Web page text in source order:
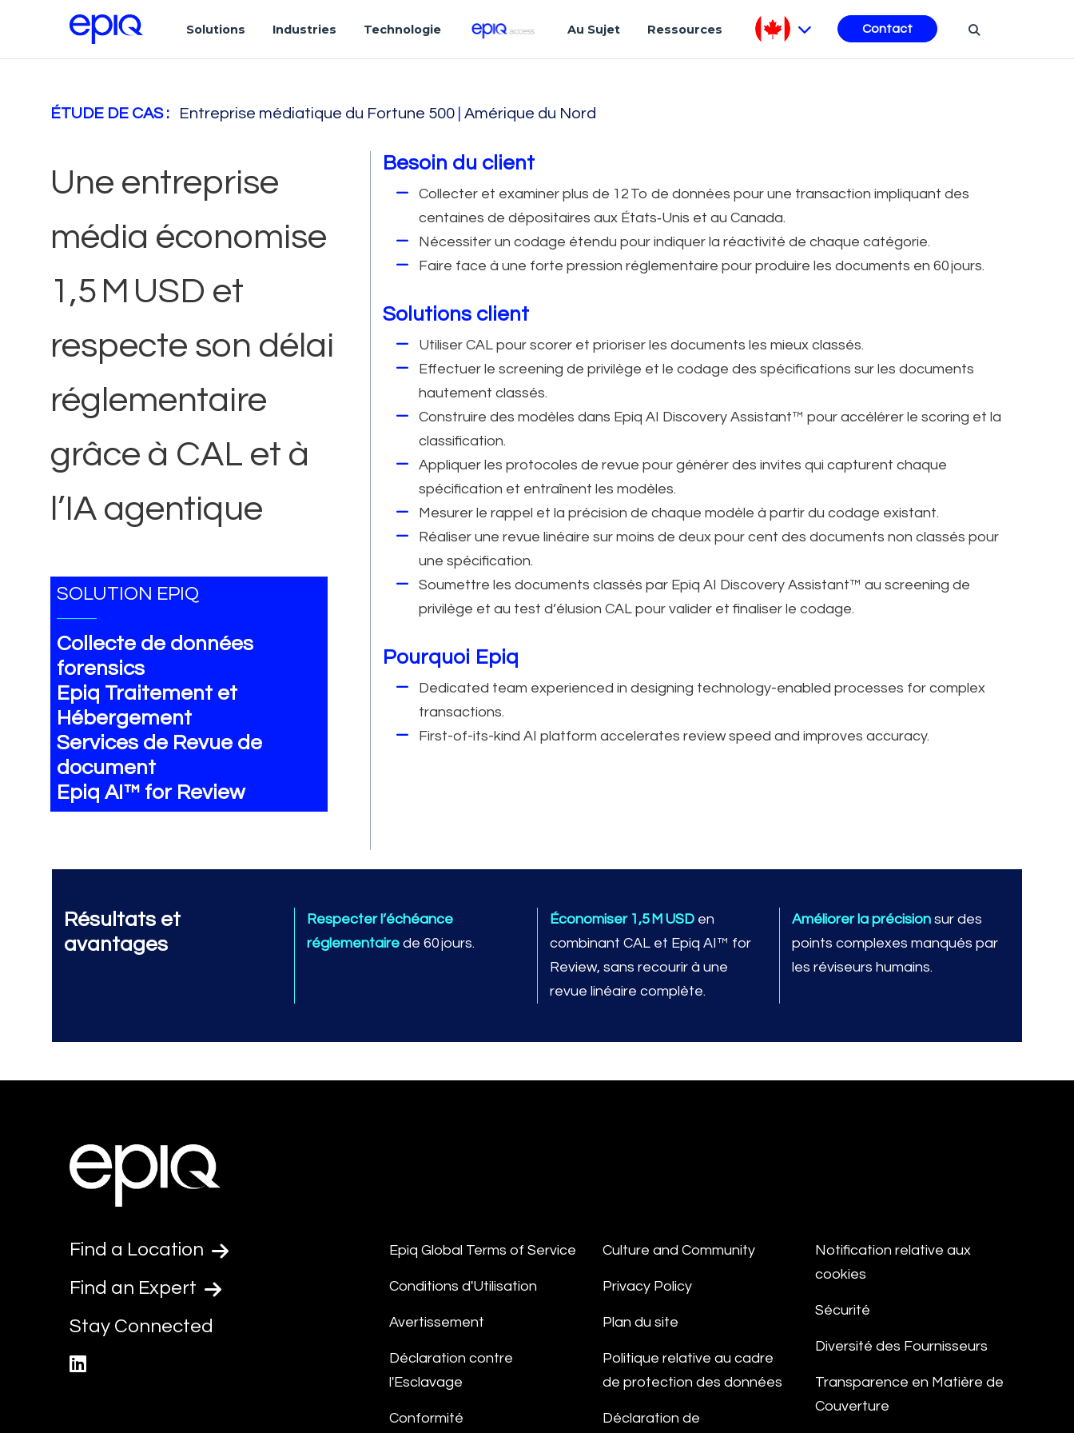
Solutions Industries Technologie Au Sujet Ressources Contact
ÉTUDE DE CAS : Entreprise médiatique du Fortune 500 Amérique du Nord
Une entreprise
média économise
1,5 M USD et
respecte son délai
réglementaire
grâce à CAL et à
l’IA agentique
SOLUTION EPIQ
Collecte de données
forensics
Epiq Traitement et
Hébergement
Services de Revue de
document
Epiq AI™ for Review
Besoin du client
Collecter et examiner plus de 12 To de données pour une transaction impliquant des
centaines de dépositaires aux États‑Unis et au Canada.
Nécessiter un codage étendu pour indiquer la réactivité de chaque catégorie.
Faire face à une forte pression réglementaire pour produire les documents en 60 jours.
Solutions client
Utiliser CAL pour scorer et prioriser les documents les mieux classés.
Effectuer le screening de privilège et le codage des spécifications sur les documents
hautement classés.
Construire des modèles dans Epiq AI Discovery Assistant™ pour accélérer le scoring et la
classification.
Appliquer les protocoles de revue pour générer des invites qui capturent chaque
spécification et entraînent les modèles.
Mesurer le rappel et la précision de chaque modèle à partir du codage existant.
Réaliser une revue linéaire sur moins de deux pour cent des documents non classés pour
une spécification.
Soumettre les documents classés par Epiq AI Discovery Assistant™ au screening de
privilège et au test d’élusion CAL pour valider et finaliser le codage.
Pourquoi Epiq
Dedicated team experienced in designing technology-enabled processes for complex
transactions.
First-of-its-kind AI platform accelerates review speed and improves accuracy.
Résultats et
avantages
Respecter l’échéance
réglementaire de 60 jours.
Économiser 1,5 M USD en
combinant CAL et Epiq AI™ for
Review, sans recourir à une
revue linéaire complète.
Améliorer la précisionsur des
points complexes manqués par
les réviseurs humains.
Find a Location
Find an Expert
Stay Connected
Epiq Global Terms of Service
Conditions d'Utilisation
Avertissement
Déclaration contre
l'Esclavage
Conformité
Culture and Community
Privacy Policy
Plan du site
Politique relative au cadre
de protection des données
Déclaration de
Notification relative aux
cookies
Sécurité
Diversité des Fournisseurs
Transparence en Matière de
Couverture